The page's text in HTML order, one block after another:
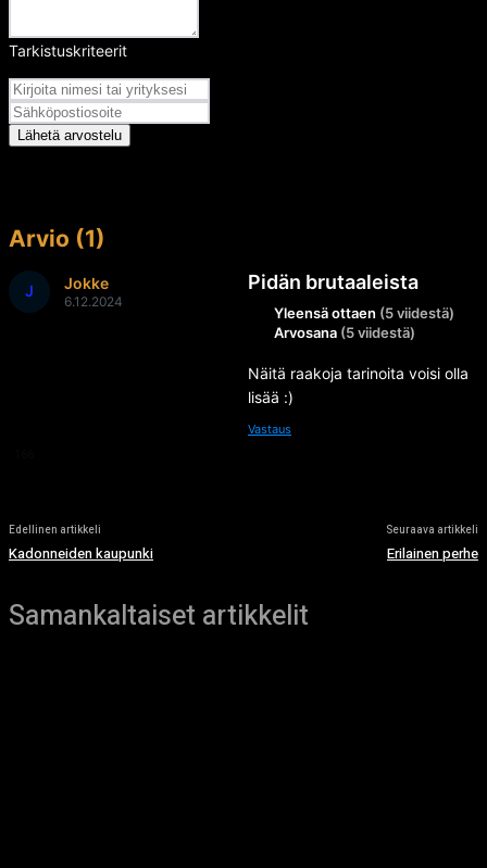
Tarkistuskriteerit
Lähetä arvostelu
Arvio (1)
J Jokke
6.12.2024
Pidän brutaaleista
Yleensä ottaen (5 viidestä)
Arvosana (5 viidestä)
Näitä raakoja tarinoita voisi olla
lisää :)
Vastaus
Edellinen artikkeli
Kadonneiden kaupunki
Seuraava artikkeli
Erilainen perhe
Samankaltaiset artikkelit